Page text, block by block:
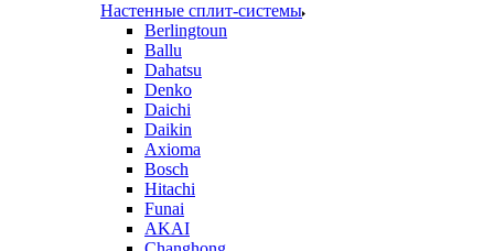
Настенные сплит-системы
Berlingtoun
Ballu
Dahatsu
Denko
Daichi
Daikin
Axioma
Bosch
Hitachi
Funai
AKAI